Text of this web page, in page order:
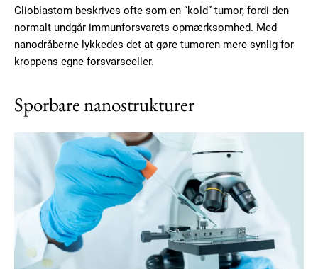
Glioblastom beskrives ofte som en “kold” tumor, fordi den
normalt undgår immunforsvarets opmærksomhed. Med
nanodråberne lykkedes det at gøre tumoren mere synlig for
kroppens egne forsvarsceller.
Sporbare nanostrukturer